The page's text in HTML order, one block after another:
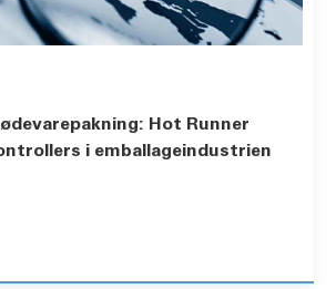
Hot Runner
i emballageindustrien